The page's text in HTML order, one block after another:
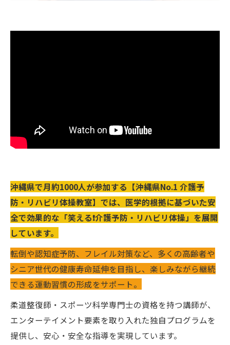
沖縄県で月約1000人が参加する【沖縄県No.1 介護予
防・リハビリ体操教室】では、医学的根拠に基づいた安
全で効果的な「笑える❗️介護予防・リハビリ体操」を展開
しています。
転倒や認知症予防、フレイル対策など、多くの高齢者や
シニア世代の健康寿命延伸を目指し、楽しみながら継続
できる運動習慣の形成をサポート。
柔道整復師・スポーツ科学専門士の資格を持つ講師が、
エンターテイメント要素を取り入れた独自プログラムを
提供し、安心・安全な指導を実現しています。